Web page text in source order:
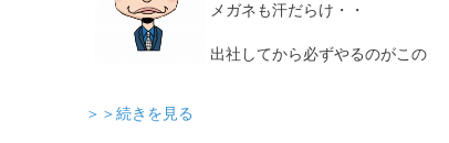
メガネも汗だらけ・・
出社してから必ずやるのがこの
＞＞続きを見る